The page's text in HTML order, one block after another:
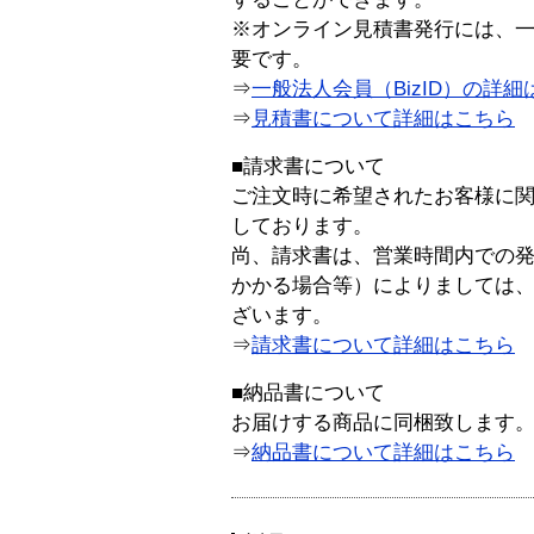
※オンライン見積書発行には、
要です。
⇒一般法人会員（BizID）の詳細
⇒ 見積書について詳細はこちら
■請求書について
ご注文時に希望されたお客様に
しております。
尚、請求書は、営業時間内での
かかる場合等）によりましては
ざいます。
⇒請求書について詳細はこちら
■納品書について
お届けする商品に同梱致します。
⇒納品書について詳細はこちら